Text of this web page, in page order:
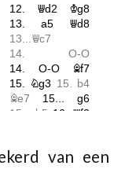
van een